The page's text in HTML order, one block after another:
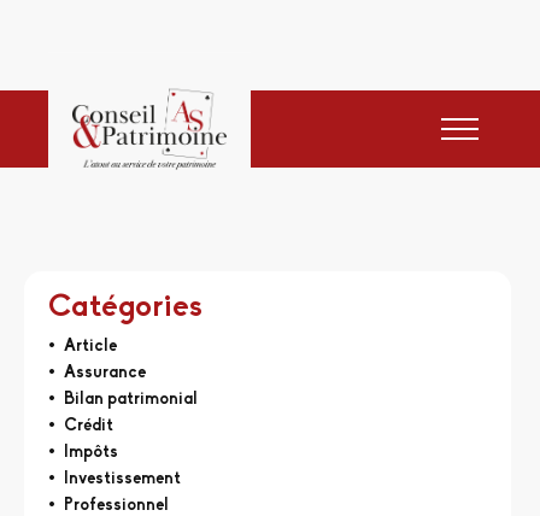
Catégories
Article
Assurance
Bilan patrimonial
Crédit
Impôts
Investissement
Professionnel